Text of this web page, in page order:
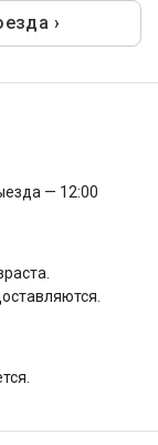
›
— 12:00